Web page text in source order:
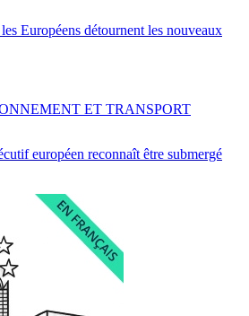
Européens détournent les nouveaux
européen reconnaît être submergé
ET TRANSPORT